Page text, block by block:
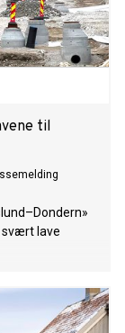
til
svært lave